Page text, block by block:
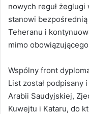
nowych reguł
stanowi
Teheranu i
mimo
Wspólny front
List został podpisany
Arabii Saudyjskiej,
Kuwejtu i Kataru, do